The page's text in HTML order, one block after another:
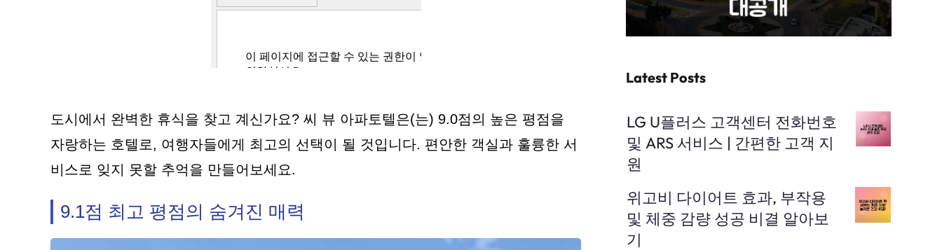
도시에서 완벽한 휴식을 찾고 계신가요? 씨 뷰 아파토텔은(는) 9.0점의 높은 평점을
자랑하는 호텔로, 여행자들에게 최고의 선택이 될 것입니다. 편안한 객실과 훌륭한 서
비스로 잊지 못할 추억을 만들어보세요.
9.1점 최고 평점의 숨겨진 매력
Latest Posts
LG U플러스 고객센터 전화번호
및 ARS 서비스 | 간편한 고객 지
원
위고비 다이어트 효과, 부작용
및 체중 감량 성공 비결 알아보
기